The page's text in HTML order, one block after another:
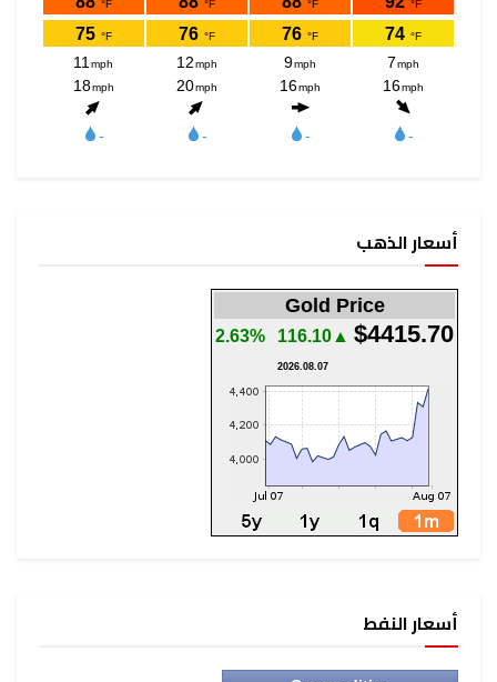
أسعار الذهب
Gold Price
$4415.70
▲116.10
2.63%
2026.08.07
أسعار النفط